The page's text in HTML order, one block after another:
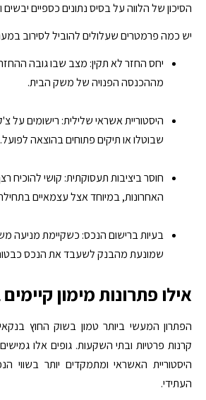
הסיכון של הלווה על בסיס נתונים כספיים יבשים
יש כמה פרמטרים שעלולים להוביל לסירוב
מההכנסה הפנויה של משק הבית.
היסטוריית אשראי שלילית: רישומים על
שבוטלו או תיקים פתוחים בהוצאה לפועל.
חוסר ביציבות תעסוקתית: קושי להוכיח
האחרונות, במיוחד אצל עצמאיים
בעיות ברישום הנכס: כשקיימת מניעה
שמונעת מהבנק לשעבד את הנכס
אילו פתרונות מימון
הפתרון המעשי ביותר טמון בשוק החוץ
קרנות פרטיות ובתי השקעות. גופים אלו
היסטוריית האשראי ומתמקדים יותר בשווי
העתידי.